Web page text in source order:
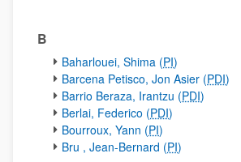
B
Baharlouei, Shima (PI)
Barcena Petisco, Jon Asier (PDI)
Barrio Beraza, Irantzu (PDI)
Berlai, Federico (PDI)
Bourroux, Yann (PI)
Bru , Jean-Bernard (PI)